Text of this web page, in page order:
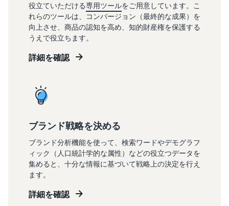
役立ていただける専用ツールをご用意しています。こ
れらのツールは、コンバージョン（最終的な成果）を
向上させ、商品の認知を高め、知的財産権を保護する
うえで役立ちます。
詳細を確認
ブランド戦略を決める
ブランド分析機能を使って、検索ワードやデモグラフ
ィック（人口統計学的な属性）などの役立つデータを
集めると、十分な情報に基づいて戦略上の決定を行え
ます。
詳細を確認